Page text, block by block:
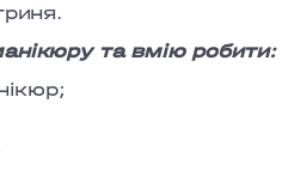
та вмію робити: